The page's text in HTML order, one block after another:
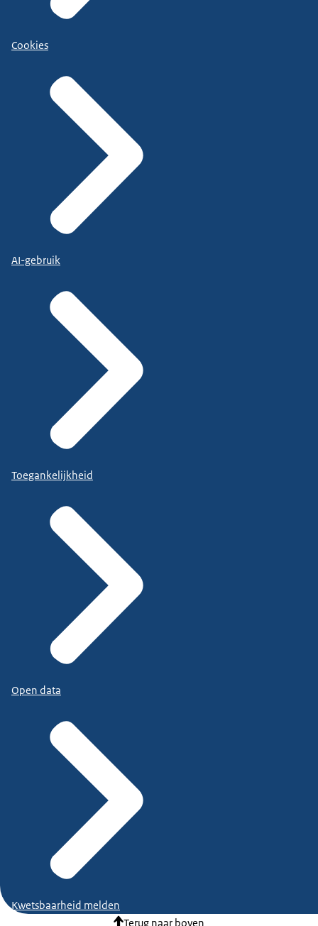
Cookies
AI-gebruik
Toegankelijkheid
Open data
Kwetsbaarheid melden
Terug naar boven